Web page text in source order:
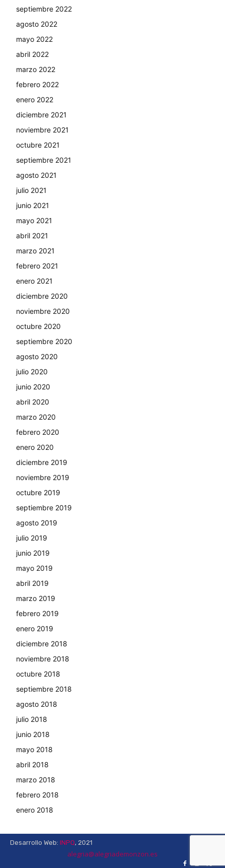
septiembre 2022
agosto 2022
mayo 2022
abril 2022
marzo 2022
febrero 2022
enero 2022
diciembre 2021
noviembre 2021
octubre 2021
septiembre 2021
agosto 2021
julio 2021
junio 2021
mayo 2021
abril 2021
marzo 2021
febrero 2021
enero 2021
diciembre 2020
noviembre 2020
octubre 2020
septiembre 2020
agosto 2020
julio 2020
junio 2020
abril 2020
marzo 2020
febrero 2020
enero 2020
diciembre 2019
noviembre 2019
octubre 2019
septiembre 2019
agosto 2019
julio 2019
junio 2019
mayo 2019
abril 2019
marzo 2019
febrero 2019
enero 2019
diciembre 2018
noviembre 2018
octubre 2018
septiembre 2018
agosto 2018
julio 2018
junio 2018
mayo 2018
abril 2018
marzo 2018
febrero 2018
enero 2018
Desarrollo Web: INPQ, 2021
alegria@alegriademonzon.es